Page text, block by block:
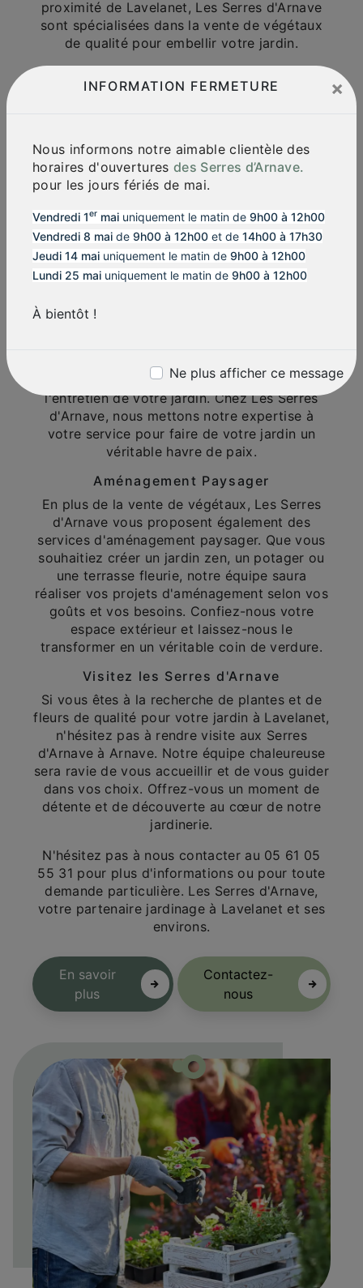
INFORMATION FERMETURE ×
Nous informons notre aimable clientèle des
horaires d'ouverturesdes Serres d’Arnave.
pour les jours fériés de mai.
Vendredi 1er mai uniquement le matin de 9h00 à 12h00
Vendredi 8 mai de 9h00 à 12h00 et de 14h00 à 17h30
Jeudi 14 mai uniquement le matin de 9h00 à 12h00
Lundi 25 mai uniquement le matin de 9h00 à 12h00
À bientôt !
Ne plus afficher ce message
proximité de Lavelanet, Les Serres d'Arnave
sont spécialisées dans la vente de végétaux
de qualité pour embellir votre jardin.
Les Serres d'Arnave proposent une large
recherche de plantes vivaces, annuelles,
arbustes ou fleurs saisonnières, vous
trouverez votre bonheur dans notre jardinerie.
qualité et en bonne santé pour garantir votre
satisfaction.
Conseils et Expertise
disposition pour vous prodiguer des conseils
jardinier expérimenté, nous saurons vous
guider dans le choix des plantes et dans
l'entretien de votre jardin. Chez Les Serres
d'Arnave, nous mettons notre expertise à
votre service pour faire de votre jardin un
véritable havre de paix.
Aménagement Paysager
En plus de la vente de végétaux, Les Serres
d'Arnave vous proposent également des
services d'aménagement paysager. Que vous
souhaitiez créer un jardin zen, un potager ou
une terrasse fleurie, notre équipe saura
réaliser vos projets d'aménagement selon vos
goûts et vos besoins. Confiez-nous votre
espace extérieur et laissez-nous le
transformer en un véritable coin de verdure.
Visitez les Serres d'Arnave
Si vous êtes à la recherche de plantes et de
fleurs de qualité pour votre jardin à Lavelanet,
n'hésitez pas à rendre visite aux Serres
d'Arnave à Arnave. Notre équipe chaleureuse
sera ravie de vous accueillir et de vous guider
dans vos choix. Offrez-vous un moment de
détente et de découverte au cœur de notre
jardinerie.
N'hésitez pas à nous contacter au 05 61 05
55 31 pour plus d'informations ou pour toute
demande particulière. Les Serres d'Arnave,
votre partenaire jardinage à Lavelanet et ses
environs.
En savoir
plus
Contactez-
nous